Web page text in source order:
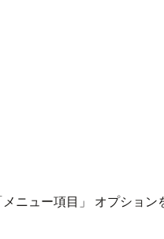
ニュー項目」
オプション